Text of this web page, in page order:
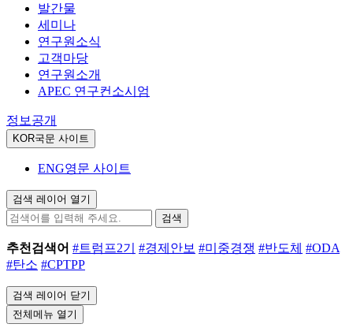
발간물
세미나
연구원소식
고객마당
연구원소개
APEC 연구컨소시엄
정보공개
KOR국문 사이트
ENG영문 사이트
검색 레이어 열기
검색
추천검색어 #트럼프2기 #경제안보 #미중경쟁 #반도체 #ODA
#탄소 #CPTPP
검색 레이어 닫기
전체메뉴 열기